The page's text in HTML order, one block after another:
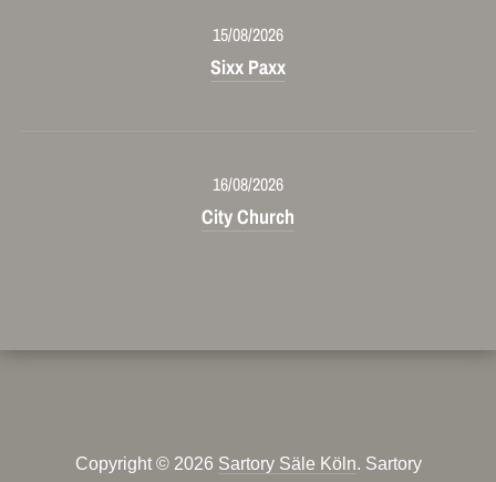
15/08/2026
Sixx Paxx
16/08/2026
City Church
Copyright © 2026 Sartory Säle Köln. Sartory